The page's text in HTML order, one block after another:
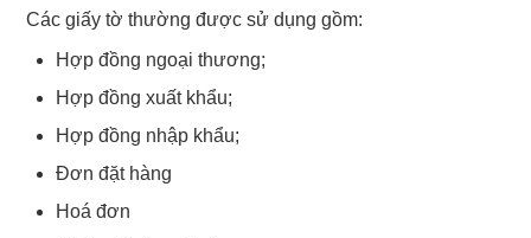
Các giấy tờ thường được sử dụng gồm:
Hợp đồng ngoại thương;
Hợp đồng xuất khẩu;
Hợp đồng nhập khẩu;
Đơn đặt hàng
Hoá đơn